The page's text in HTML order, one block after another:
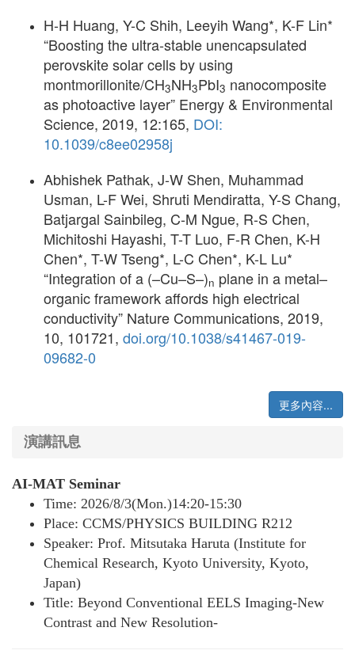
H-H Huang, Y-C Shih, Leeyih Wang*, K-F Lin*
“Boosting the ultra-stable unencapsulated
perovskite solar cells by using
montmorillonite/CH3NH3PbI3 nanocomposite
as photoactive layer” Energy & Environmental
Science, 2019, 12:165, DOI:
10.1039/c8ee02958j
Abhishek Pathak, J-W Shen, Muhammad
Usman, L-F Wei, Shruti Mendiratta, Y-S Chang,
Batjargal Sainbileg, C-M Ngue, R-S Chen,
Michitoshi Hayashi, T-T Luo, F-R Chen, K-H
Chen*, T-W Tseng*, L-C Chen*, K-L Lu*
“Integration of a (–Cu–S–)n plane in a metal–
organic framework affords high electrical
conductivity” Nature Communications, 2019,
10, 101721, doi.org/10.1038/s41467-019-
09682-0
更多內容...
演講訊息
AI-MAT Seminar
Time: 2026/8/3(Mon.)14:20-15:30
Place: CCMS/PHYSICS BUILDING R212
Speaker: Prof. Mitsutaka Haruta (Institute for
Chemical Research, Kyoto University, Kyoto,
Japan)
Title: Beyond Conventional EELS Imaging-New
Contrast and New Resolution-